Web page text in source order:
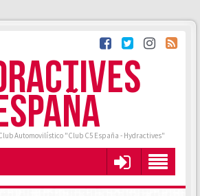
Automovilístico "Club C5 España - Hydractives"